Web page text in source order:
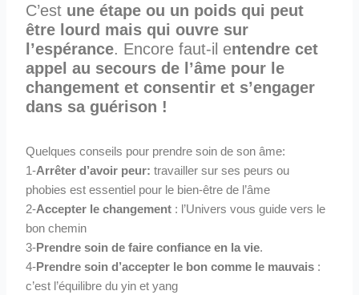
C’est une étape ou un poids qui peut
être lourd mais qui ouvre sur
l’espérance. Encore faut-il entendre cet
appel au secours de l’âme pour le
changement et consentir et s’engager
dans sa guérison !
Quelques conseils pour prendre soin de son âme:
1-Arrêter d’avoir peur: travailler sur ses peurs ou
phobies est essentiel pour le bien-être de l’âme
2-Accepter le changement : l’Univers vous guide vers le
bon chemin
3-Prendre soin de faire confiance en la vie.
4-Prendre soin d’accepter le bon comme le mauvais :
c’est l’équilibre du yin et yang